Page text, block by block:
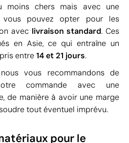
moins chers mais avec une
vous pouvez opter pour les
avec livraison standard. Ces
en Asie, ce qui entraîne un
entre14 et 21 jours.
vous recommandons de
commande avec une
de manière à avoir une marge
tout éventuel imprévu.
pour le